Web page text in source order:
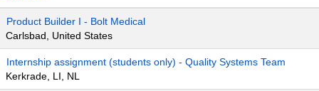
Product Builder I - Bolt Medical
Carlsbad, United States
Internship assignment (students only) - Quality Systems Team
Kerkrade, LI, NL